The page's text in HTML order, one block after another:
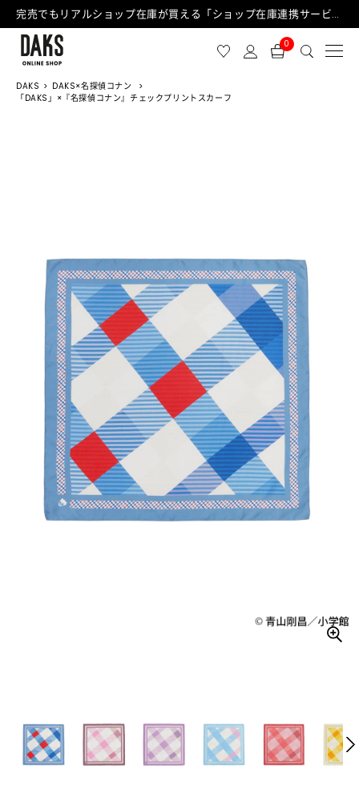
完売でもリアルショップ在庫が買える「ショップ在庫連携サービス」が日中もご利用可能になりました！
0
DAKS
DAKS×名探偵コナン
「DAKS」×『名探偵コナン』チェックプリントスカーフ